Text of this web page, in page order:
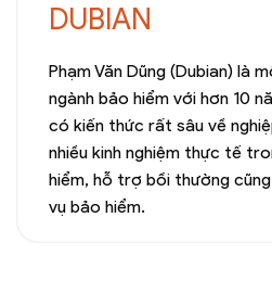
DUBIAN
Phạm Văn Dũng (Dubian) là
ngành bảo hiểm với hơn 10
có kiến thức rất sâu về
nhiều kinh nghiệm thực tế
hiểm, hỗ trợ bồi thường
vụ bảo hiểm.